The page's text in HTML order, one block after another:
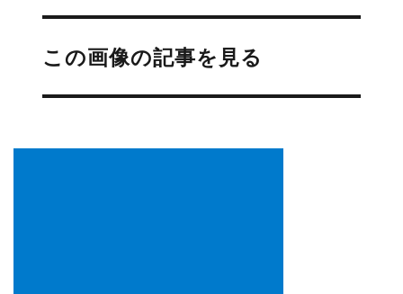
投
ナ
ビ
ー
この画像の記事を見る